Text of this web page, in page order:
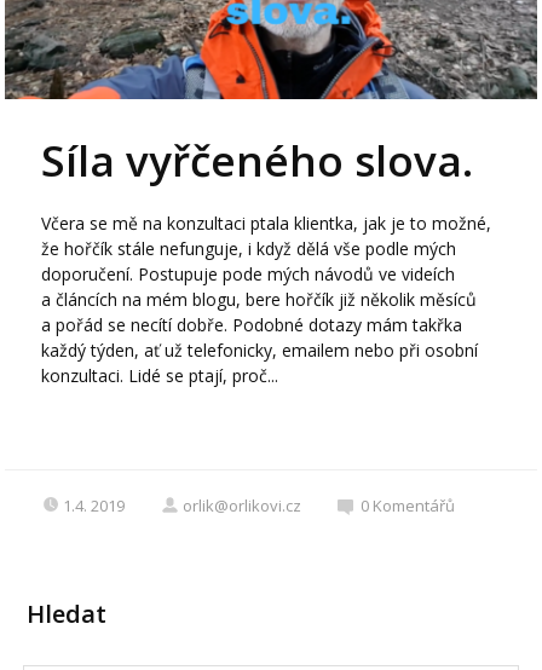
Síla vyřčeného slova.
Včera se mě na konzultaci ptala klientka, jak je to možné,
že hořčík stále nefunguje, i když dělá vše podle mých
doporučení. Postupuje pode mých návodů ve videích
a článcích na mém blogu, bere hořčík již několik měsíců
a pořád se necítí dobře. Podobné dotazy mám takřka
každý týden, ať už telefonicky, emailem nebo při osobní
konzultaci. Lidé se ptají, proč...
1.4. 2019 orlik@orlikovi.cz 0 Komentářů
Hledat